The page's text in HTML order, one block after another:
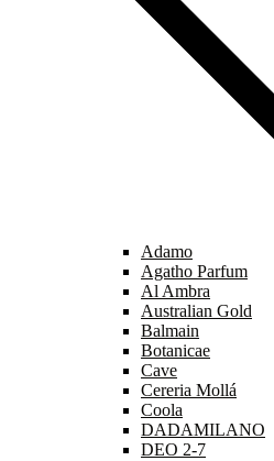
Adamo
Agatho Parfum
Al Ambra
Australian Gold
Balmain
Botanicae
Cave
Cereria Mollá
Coola
DADAMILANO
DEO 2-7